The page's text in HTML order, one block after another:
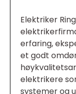
Elektriker
erfaring,
et godt
elektrikere
systemer og